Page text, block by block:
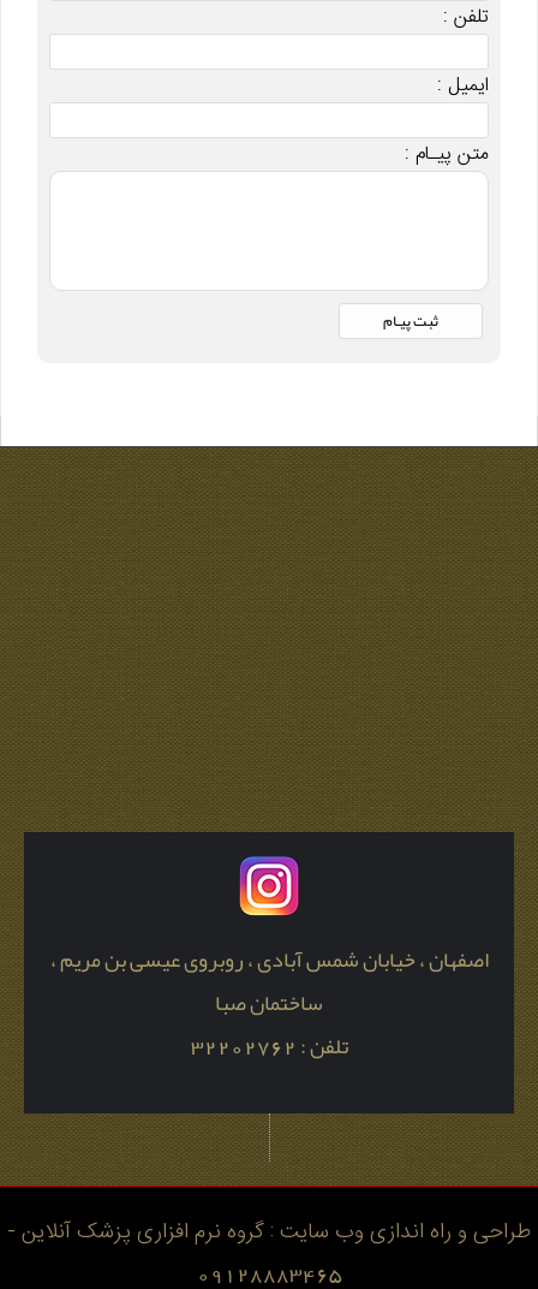
تلفن :
ایمیل :
متن پیـام :
اصفهان ، خیابان شمس آبادی ، روبروی عیسی بن مریم ،
ساختمان صبا
تلفن : 32202762
طراحی و راه اندازی وب سایت : گروه نرم افزاری پزشک آنلاین -
09128883465